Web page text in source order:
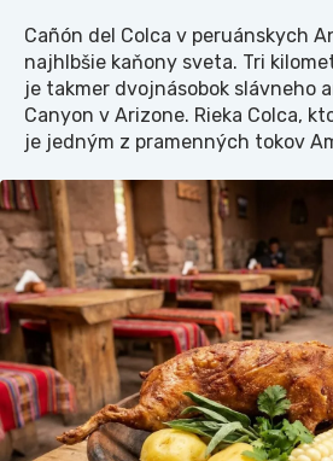
Cañón del Colca v peruánskych
najhlbšie kaňony sveta. Tri
je takmer dvojnásobok slávneho
Canyon v Arizone. Rieka Colca,
je jedným z pramenných tokov